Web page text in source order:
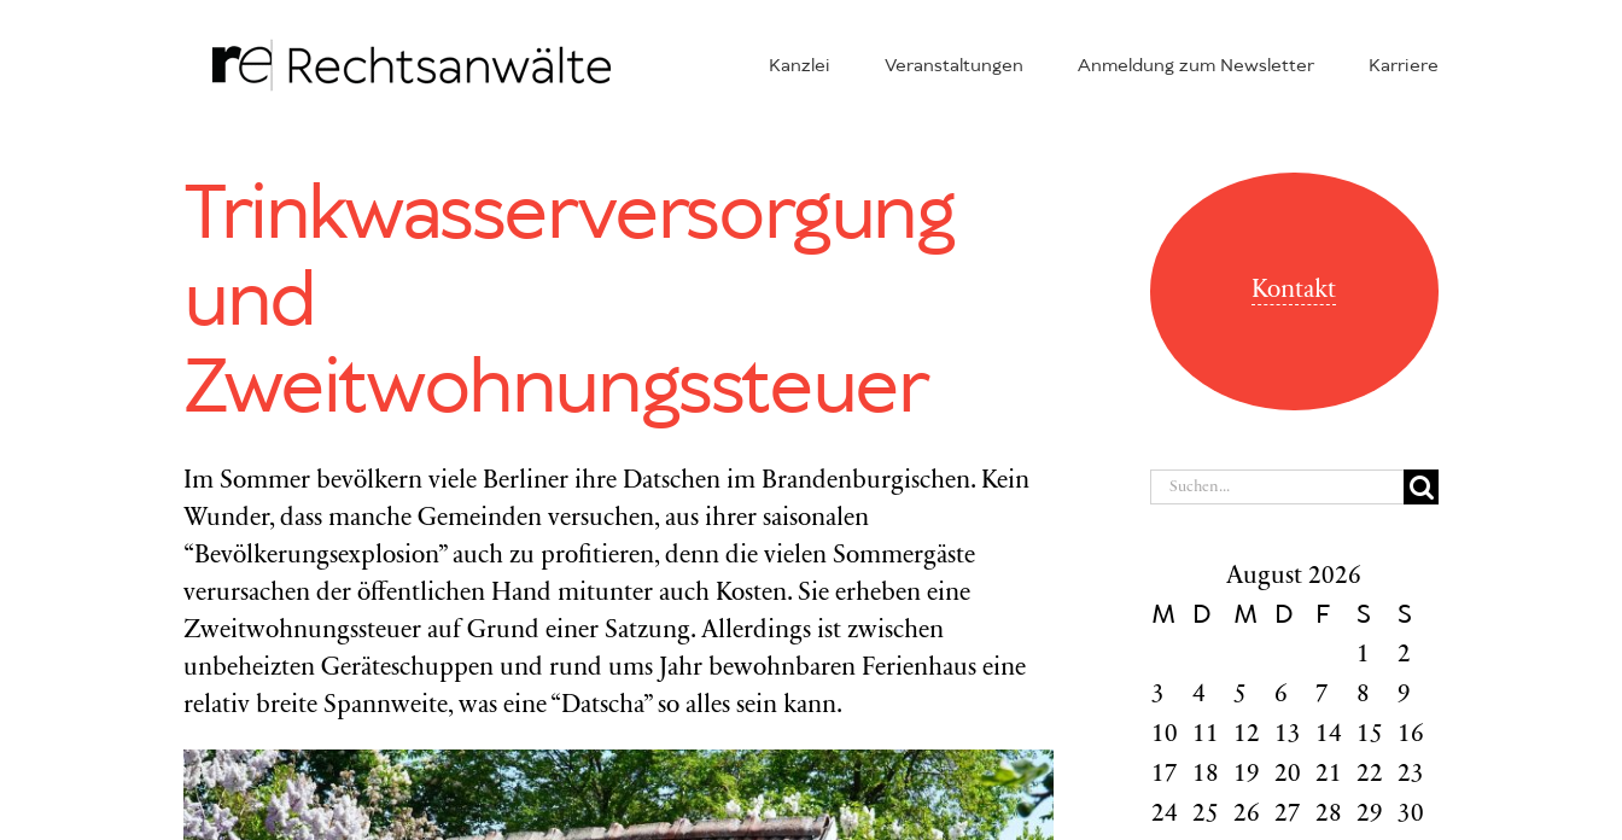
Kanzlei Veranstaltungen Anmeldung zum Newsletter Karriere
Trinkwasserversorgung
und
Zweitwohnungssteuer
Im Sommer bevölkern viele Berliner ihre Datschen im Brandenburgischen. Kein
Wunder, dass manche Gemeinden versuchen, aus ihrer saisonalen
“Bevölkerungsexplosion” auch zu profitieren, denn die vielen Sommergäste
verursachen der öffentlichen Hand mitunter auch Kosten. Sie erheben eine
Zweitwohnungssteuer auf Grund einer Satzung. Allerdings ist zwischen
unbeheizten Geräteschuppen und rund ums Jahr bewohnbaren Ferienhaus eine
relativ breite Spannweite, was eine “Datscha” so alles sein kann.
Kontakt
Suche
August 2026
M D M D F S S
1
2
3
4 5 6 7 8
9
10
11 12 13 14 15
16
17
18 19 20 21 22
23
24
25 26 27 28 29
30